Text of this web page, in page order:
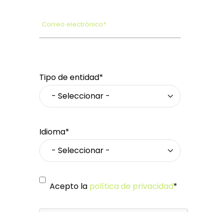
Correo electrónico*
Tipo de entidad*
Idioma*
Acepto la política de privacidad*